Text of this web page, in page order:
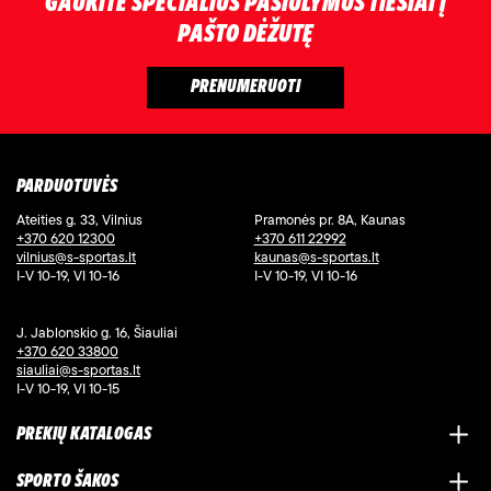
PAŠTO DĖŽUTĘ
PARDUOTUVĖS
Ateities g. 33, Vilnius
+370 620 12300
vilnius@s-sportas.lt
I-V 10-19, VI 10-16
Pramonės pr. 8A, Kaunas
+370 611 22992
kaunas@s-sportas.lt
I-V 10-19, VI 10-16
J. Jablonskio g. 16, Šiauliai
+370 620 33800
siauliai@s-sportas.lt
I-V 10-19, VI 10-15
PREKIŲ KATALOGAS
SPORTO ŠAKOS